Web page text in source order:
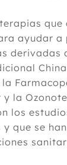
que
ayudar
derivadas
la
los
y que se